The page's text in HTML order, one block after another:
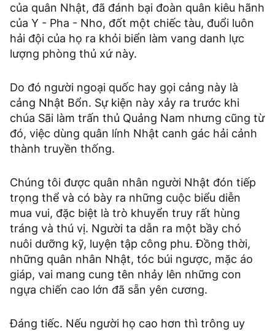
của quân Nhật, đã đánh bại đoàn quân kiêu hãnh
của Y - Pha - Nho, đốt một chiếc tàu, đuổi luôn
hải đội của họ ra khỏi biển làm vang danh lực
lượng phòng thủ xứ này.
Do đó người ngoại quốc hay gọi cảng này là
cảng Nhật Bổn. Sự kiện này xảy ra trước khi
chúa Sãi làm trấn thủ Quảng Nam nhưng cũng từ
đó, việc dùng quân lính Nhật canh gác hải cảnh
thành truyền thống.
Chúng tôi được quân nhân người Nhật đón tiếp
trọng thể và có bày ra những cuộc biểu diễn
mua vui, đặc biệt là trò khuyển truy rất hùng
tráng và thú vị. Người ta dẫn ra một bầy chó
nuôi dưỡng kỹ, luyện tập công phu. Đồng thời,
những quân nhân Nhật, tóc búi ngược, mặc áo
giáp, vai mang cung tên nhảy lên những con
ngựa chiến cao lớn đã sẵn yên cương.
Đáng tiếc. Nếu người họ cao hơn thì trông uy